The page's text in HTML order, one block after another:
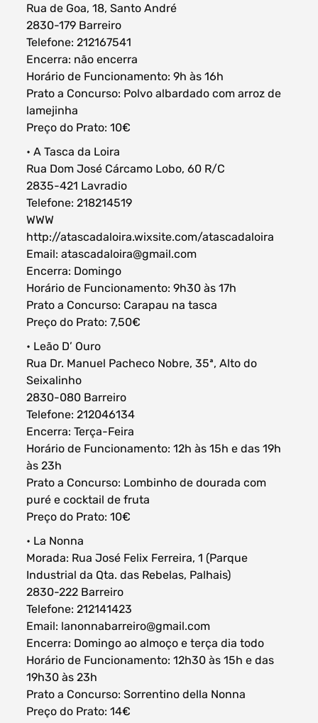
Rua de Goa, 18, Santo André
2830-179 Barreiro
Telefone: 212167541
Encerra: não encerra
Horário de Funcionamento: 9h às 16h
Prato a Concurso: Polvo albardado com arroz de
lamejinha
Preço do Prato: 10€
• A Tasca da Loira
Rua Dom José Cárcamo Lobo, 60 R/C
2835-421 Lavradio
Telefone: 218214519
WWW
http://atascadaloira.wixsite.com/atascadaloira
Email: atascadaloira@gmail.com
Encerra: Domingo
Horário de Funcionamento: 9h30 às 17h
Prato a Concurso: Carapau na tasca
Preço do Prato: 7,50€
• Leão D’ Ouro
Rua Dr. Manuel Pacheco Nobre, 35ª, Alto do
Seixalinho
2830-080 Barreiro
Telefone: 212046134
Encerra: Terça-Feira
Horário de Funcionamento: 12h às 15h e das 19h
às 23h
Prato a Concurso: Lombinho de dourada com
puré e cocktail de fruta
Preço do Prato: 10€
• La Nonna
Morada: Rua José Felix Ferreira, 1 (Parque
Industrial da Qta. das Rebelas, Palhais)
2830-222 Barreiro
Telefone: 212141423
Email: lanonnabarreiro@gmail.com
Encerra: Domingo ao almoço e terça dia todo
Horário de Funcionamento: 12h30 às 15h e das
19h30 às 23h
Prato a Concurso: Sorrentino della Nonna
Preço do Prato: 14€